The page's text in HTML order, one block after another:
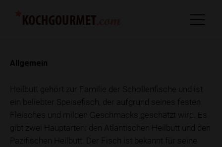
Allgemein
Heilbutt gehört zur Familie der Schollenfische und ist
ein beliebter Speisefisch, der aufgrund seines festen
Fleisches und milden Geschmacks geschätzt wird. Es
gibt zwei Hauptarten: den Atlantischen Heilbutt und den
Pazifischen Heilbutt. Der Fisch ist bekannt für seine